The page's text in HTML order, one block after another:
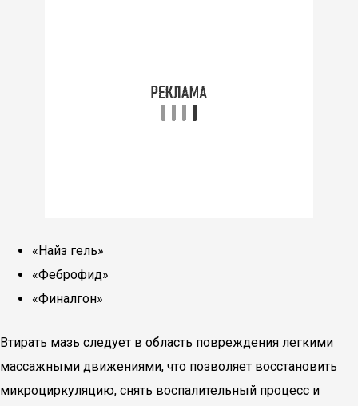
«Найз гель»
«Феброфид»
«Финалгон»
Втирать мазь следует в область повреждения легкими
массажными движениями, что позволяет восстановить
микроциркуляцию, снять воспалительный процесс и